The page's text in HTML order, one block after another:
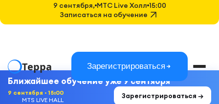
Терра Зарегистрироваться
Ближайшее обучение уже 9 сентября
9 сентября · 15:00
MTS LIVE HALL
Зарегистрироваться →
9 сентября, MTC Live Холл 15:00
Записаться на обучение